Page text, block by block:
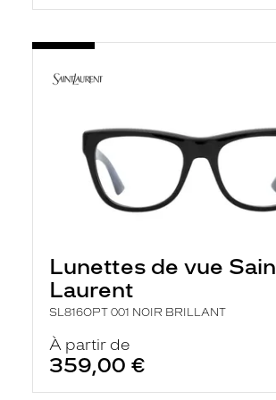
Lunettes de vue
Laurent
SL816OPT 001 NOIR BRILLANT
À partir de
359,00 €